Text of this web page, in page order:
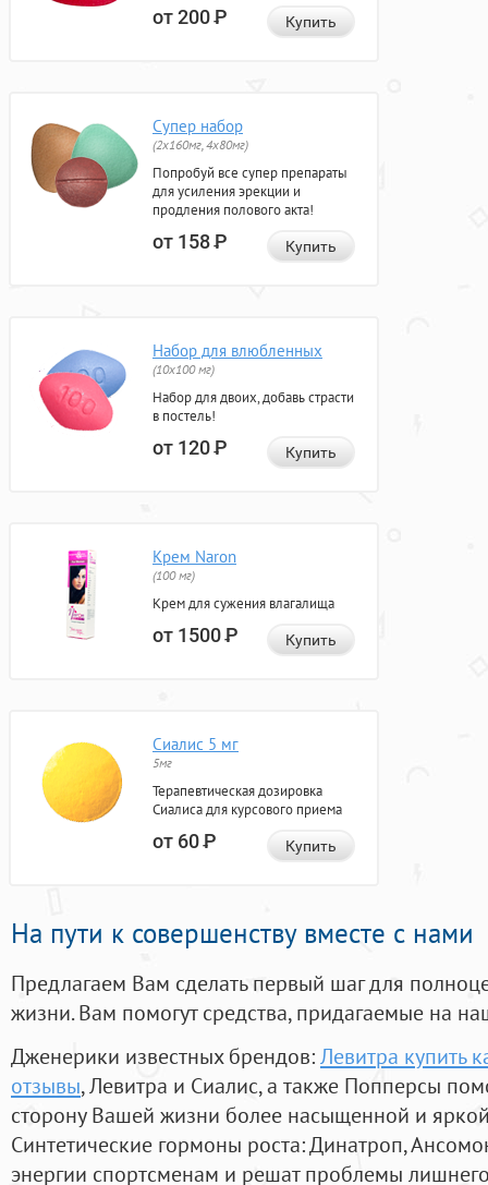
от 200Р Купить
Супер набор
(2х160мг, 4х80мг)
Попробуй все супер препараты
для усиления эрекции и
продления полового акта!
от 158Р Купить
Набор для влюбленных
(10х100 мг)
Набор для двоих, добавь страсти
в постель!
от 120Р Купить
Крем Naron
(100 мг)
Крем для сужения влагалища
от 1500Р Купить
Сиалис 5 мг
5мг
Терапевтическая дозировка
Сиалиса для курсового приема
от 60Р Купить
На пути к совершенству вместе с нами
Предлагаем Вам сделать первый шаг для
жизни. Вам помогут средства, придагаемые на
Дженерики известных брендов:Левитра купить
отзывы, Левитра и Сиалис, а также Попперсы
сторону Вашей жизни более насыщенной и
Синтетические гормоны роста: Динатроп,
энергии спортсменам и решат проблемы